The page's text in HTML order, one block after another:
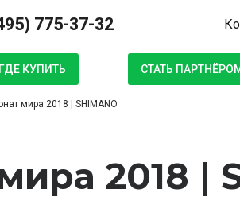
775-37-32
ГДЕ КУПИТЬ СТАТЬ
мира 2018 | SHIMANO
2018 |